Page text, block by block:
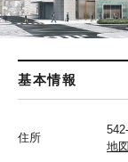
基本情報
住所
地